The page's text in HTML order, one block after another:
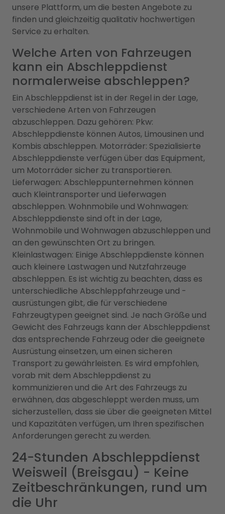
unsere Plattform, um die besten Angebote zu
finden und gleichzeitig qualitativ hochwertigen
Service zu erhalten.
Welche Arten von Fahrzeugen
kann ein Abschleppdienst
normalerweise abschleppen?
Ein Abschleppdienst ist in der Regel in der Lage,
verschiedene Arten von Fahrzeugen
abzuschleppen. Dazu gehören: Pkw:
Abschleppdienste können Autos, Limousinen und
Kombis abschleppen. Motorräder: Spezialisierte
Abschleppdienste verfügen über das Equipment,
um Motorräder sicher zu transportieren.
Lieferwagen: Abschleppunternehmen können
auch Kleintransporter und Lieferwagen
abschleppen. Wohnmobile und Wohnwagen:
Abschleppdienste sind oft in der Lage,
Wohnmobile und Wohnwagen abzuschleppen und
an den gewünschten Ort zu bringen.
Kleinlastwagen: Einige Abschleppdienste können
auch kleinere Lastwagen und Nutzfahrzeuge
abschleppen. Es ist wichtig zu beachten, dass es
unterschiedliche Abschleppfahrzeuge und -
ausrüstungen gibt, die für verschiedene
Fahrzeugtypen geeignet sind. Je nach Größe und
Gewicht des Fahrzeugs kann der Abschleppdienst
das entsprechende Fahrzeug oder die geeignete
Ausrüstung einsetzen, um einen sicheren
Transport zu gewährleisten. Es wird empfohlen,
vorab mit dem Abschleppdienst zu
kommunizieren und die Art des Fahrzeugs zu
erwähnen, das abgeschleppt werden muss, um
sicherzustellen, dass sie über die geeigneten Mittel
und Kapazitäten verfügen, um Ihren spezifischen
Anforderungen gerecht zu werden.
24-Stunden Abschleppdienst
Weisweil (Breisgau) - Keine
Zeitbeschränkungen, rund um
die Uhr